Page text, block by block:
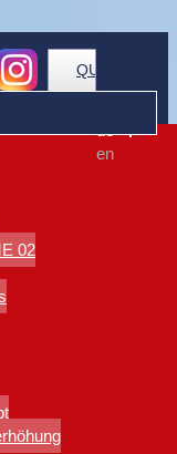
02
QUICKLINKS
de
en